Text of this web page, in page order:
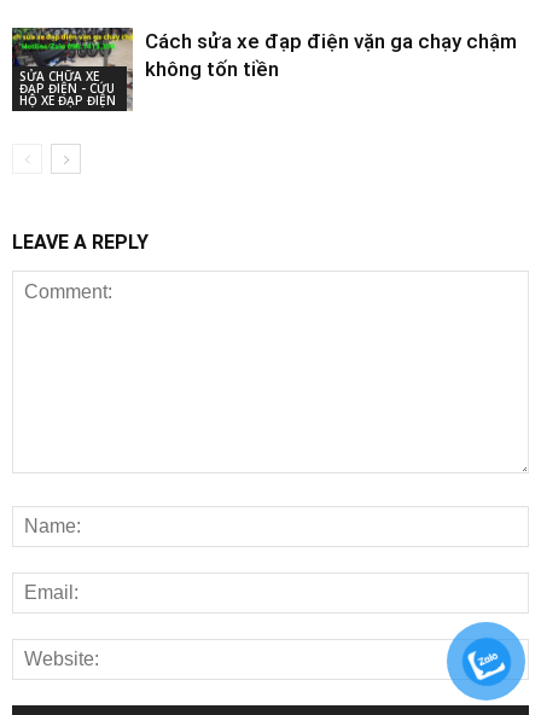
SỬA CHỮA XE
ĐẠP ĐIỆN - CỨU
HỘ XE ĐẠP ĐIỆN
Cách sửa xe đạp điện vặn ga chạy chậm
không tốn tiền
LEAVE A REPLY